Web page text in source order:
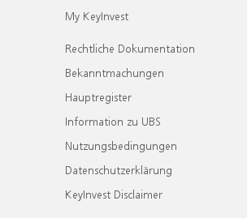
My KeyInvest
Rechtliche Dokumentation
Bekanntmachungen
Hauptregister
Information zu UBS
Nutzungsbedingungen
Datenschutzerklärung
KeyInvest Disclaimer